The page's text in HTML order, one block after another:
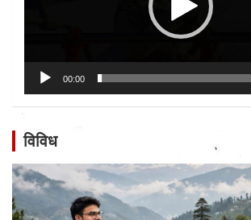
00:00
विविध